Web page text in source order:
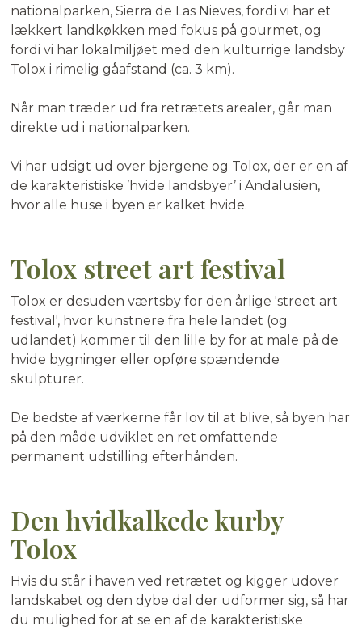
nationalparken, Sierra de Las Nieves, fordi vi har et
lækkert landkøkken med fokus på gourmet, og
fordi vi har lokalmiljøet med den kulturrige landsby
Tolox i rimelig gåafstand (ca. 3 km).
Når man træder ud fra retrætets arealer, går man
direkte ud i nationalparken.
Vi har udsigt ud over bjergene og Tolox, der er en af
de karakteristiske ’hvide landsbyer’ i Andalusien,
hvor alle huse i byen er kalket hvide.
Tolox street art festival
Tolox er desuden værtsby for den årlige 'street art
festival', hvor kunstnere fra hele landet (og
udlandet) kommer til den lille by for at male på de
hvide bygninger eller opføre spændende
skulpturer.
De bedste af værkerne får lov til at blive, så byen har
på den måde udviklet en ret omfattende
permanent udstilling efterhånden.
Den hvidkalkede kurby
Tolox
Hvis du står i haven ved retrætet og kigger udover
landskabet og den dybe dal der udformer sig, så har
du mulighed for at se en af de karakteristiske